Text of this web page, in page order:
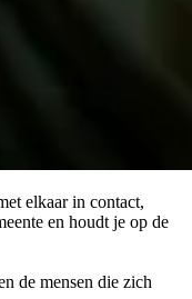
elkaar in contact,
en houdt je op de
de mensen die zich